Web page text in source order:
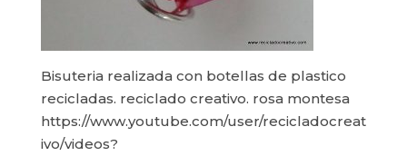
Bisuteria realizada con botellas de plastico
recicladas. reciclado creativo. rosa montesa
https://www.youtube.com/user/recicladocreat
ivo/videos?